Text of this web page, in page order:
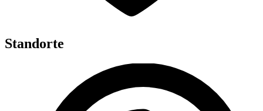
Standorte